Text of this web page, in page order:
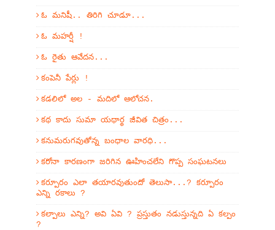
ఓ మనిషీ.. తిరిగి చూడూ...
ఓ మహర్షీ !
ఓ రైతు ఆవేదన...
కంపెనీ పేర్లు !
కడలిలో అల - మదిలో ఆలోచన.
కథ కాదు సుమా యథార్థ జీవిత చిత్రం...
కనుమరుగవుతోన్న బంధాల వారధి...
కరోనా కారణంగా జరిగిన ఊహించలేని గొప్ప సంఘటనలు
కర్పూరం ఎలా తయారవుతుందో తెలుసా...? కర్పూరం
ఎన్ని రకాలు ?
కల్పాలు ఎన్ని? అవి ఏవి ? ప్రస్తుతం నడుస్తున్నది ఏ కల్పం
?